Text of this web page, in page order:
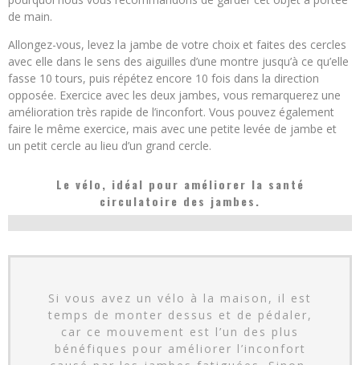
de main.
Allongez-vous, levez la jambe de votre choix et faites des cercles
avec elle dans le sens des aiguilles d’une montre jusqu’à ce qu’elle
fasse 10 tours, puis répétez encore 10 fois dans la direction
opposée. Exercice avec les deux jambes, vous remarquerez une
amélioration très rapide de l’inconfort. Vous pouvez également
faire le même exercice, mais avec une petite levée de jambe et
un petit cercle au lieu d’un grand cercle.
Le vélo, idéal pour améliorer la santé
circulatoire des jambes.
Si vous avez un vélo à la maison, il est
temps de monter dessus et de pédaler,
car ce mouvement est l’un des plus
bénéfiques pour améliorer l’inconfort